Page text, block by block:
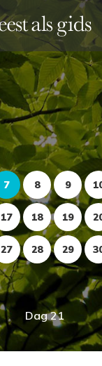
7 8 9
17 18 19
27 28 29
Dag 21